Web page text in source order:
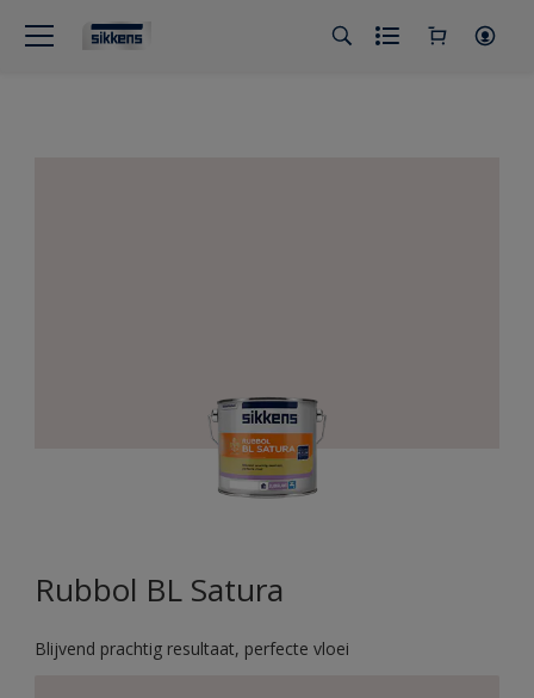
Rubbol BL Satura
Blijvend prachtig resultaat, perfecte vloei